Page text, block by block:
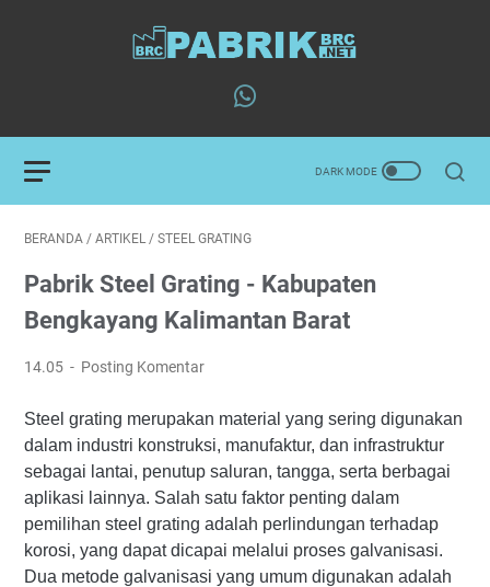
BERANDA / ARTIKEL / STEEL GRATING
Pabrik Steel Grating - Kabupaten
Bengkayang Kalimantan Barat
14.05 Posting Komentar
Steel grating merupakan material yang sering digunakan
dalam industri konstruksi, manufaktur, dan infrastruktur
sebagai lantai, penutup saluran, tangga, serta berbagai
aplikasi lainnya. Salah satu faktor penting dalam
pemilihan steel grating adalah perlindungan terhadap
korosi, yang dapat dicapai melalui proses galvanisasi.
Dua metode galvanisasi yang umum digunakan adalah